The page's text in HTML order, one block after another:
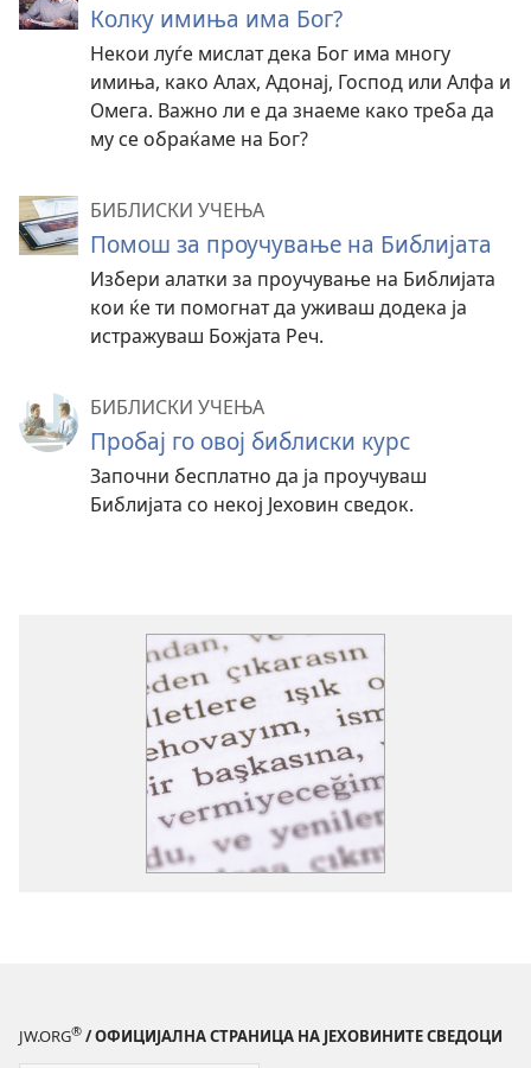
Колку имиња има Бог?
Некои луѓе мислат дека Бог има многу
имиња, како Алах, Адонај, Господ или Алфа и
Омега. Важно ли е да знаеме како треба да
му се обраќаме на Бог?
БИБЛИСКИ УЧЕЊА
Помош за проучување на Библијата
Избери алатки за проучување на Библијата
кои ќе ти помогнат да уживаш додека ја
истражуваш Божјата Реч.
БИБЛИСКИ УЧЕЊА
Пробај го овој библиски курс
Започни бесплатно да ја проучуваш
Библијата со некој Јеховин сведок.
JW.ORG® / ОФИЦИЈАЛНА СТРАНИЦА НА ЈЕХОВИНИТЕ СВЕДОЦИ